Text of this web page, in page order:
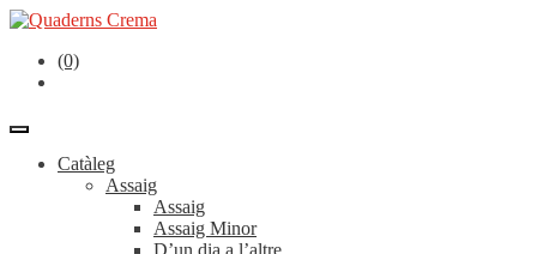
(0)
Catàleg
Assaig
Assaig
Assaig Minor
D’un dia a l’altre